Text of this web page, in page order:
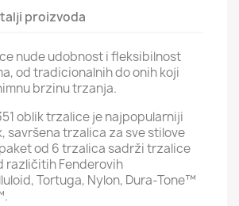
proizvoda
nude udobnost i fleksibilnost
od tradicionalnih do onih koji
brzinu trzanja.
oblik trzalice je najpopularniji
savršena trzalica za sve stilove
od 6 trzalica sadrži trzalice
različitih Fenderovih
Tortuga, Nylon, Dura-Tone™